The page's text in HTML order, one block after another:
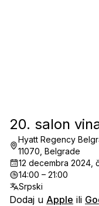
20. salon
Hyatt Regency
11070, Belgrade
12 decembra 2024,
14:00 – 21:00
Srpski
Dodaj u Apple ili